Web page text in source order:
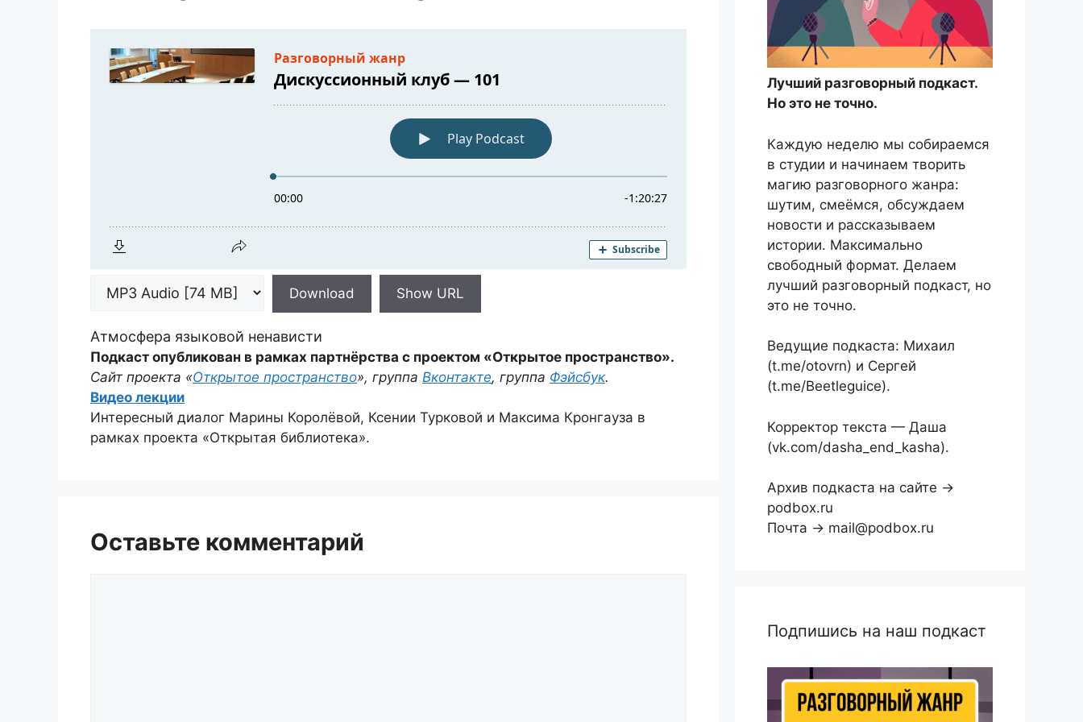
Download Show URL
Атмосфера языковой ненависти
Подкаст опубликован в рамках партнёрства с проектом «Открытое пространство».
Сайт проекта «Открытое пространство», группа Вконтакте, группа Фэйсбук.
Видео лекции
Интересный диалог Марины Королёвой, Ксении Турковой и Максима Кронгауза в
рамках проекта «Открытая библиотека».
Оставьте комментарий
Лучший разговорный подкаст.
Но это не точно.
Каждую неделю мы собираемся
в студии и начинаем творить
магию разговорного жанра:
шутим, смеёмся, обсуждаем
новости и рассказываем
истории. Максимально
свободный формат. Делаем
лучший разговорный подкаст, но
это не точно.
Ведущие подкаста: Михаил
(t.me/otovrn) и Сергей
(t.me/Beetleguice).
Корректор текста — Даша
(vk.com/dasha_end_kasha).
Архив подкаста на сайте →
podbox.ru
Почта → mail@podbox.ru
Подпишись на наш подкаст